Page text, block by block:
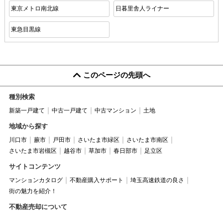
東京メトロ南北線 日暮里舎人ライナー
東急目黒線
このページの先頭へ
種別検索
新築一戸建て 中古一戸建て 中古マンション 土地
地域から探す
川口市 蕨市 戸田市 さいたま市緑区
さいたま市南区
さいたま市岩槻区
越谷市 草加市 春日部市 足立区
サイトコンテンツ
マンションカタログ 不動産購入サポート
埼玉高速鉄道の良さ
街の魅力を紹介！
不動産売却について